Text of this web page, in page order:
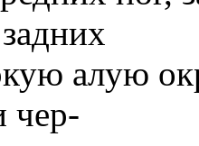
алую
чер-